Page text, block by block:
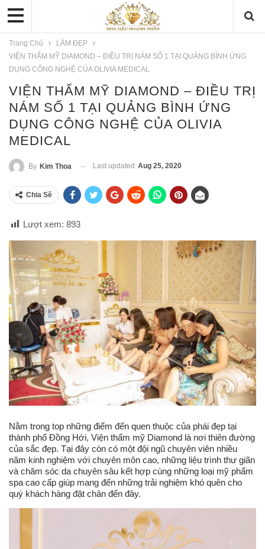
Trang Chủ
LÀM ĐẸP
VIỆN THẨM MỸ DIAMOND – ĐIỀU TRỊ NÁM SỐ 1 TẠI QUẢNG BÌNH ỨNG
DỤNG CÔNG NGHỆ CỦA OLIVIA MEDICAL
VIỆN THẨM MỸ DIAMOND – ĐIỀU TRỊ
NÁM SỐ 1 TẠI QUẢNG BÌNH ỨNG
DỤNG CÔNG NGHỆ CỦA OLIVIA
MEDICAL
By Kim Thoa Last updated Aug 25, 2020
Chia Sẽ
Lượt xem: 893
Nằm trong top những điểm đến quen thuộc của phái đẹp tại
thành phố Đồng Hới, Viện thẩm mỹ Diamond là nơi thiên đường
của sắc đẹp. Tại đây còn có một đội ngũ chuyên viên nhiều
năm kinh nghiệm với chuyên môn cao, những liệu trình thư giãn
và chăm sóc da chuyên sâu kết hợp cùng những loại mỹ phẩm
spa cao cấp giúp mang đến những trải nghiệm khó quên cho
quý khách hàng đặt chân đến đây.